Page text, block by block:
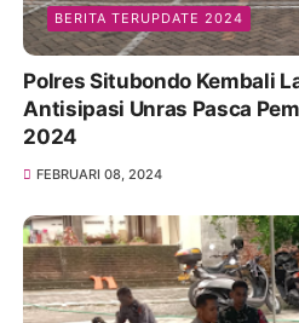
BERITA TERUPDATE 2024
Polres Situbondo Kembali
2024
FEBRUARI 08, 2024